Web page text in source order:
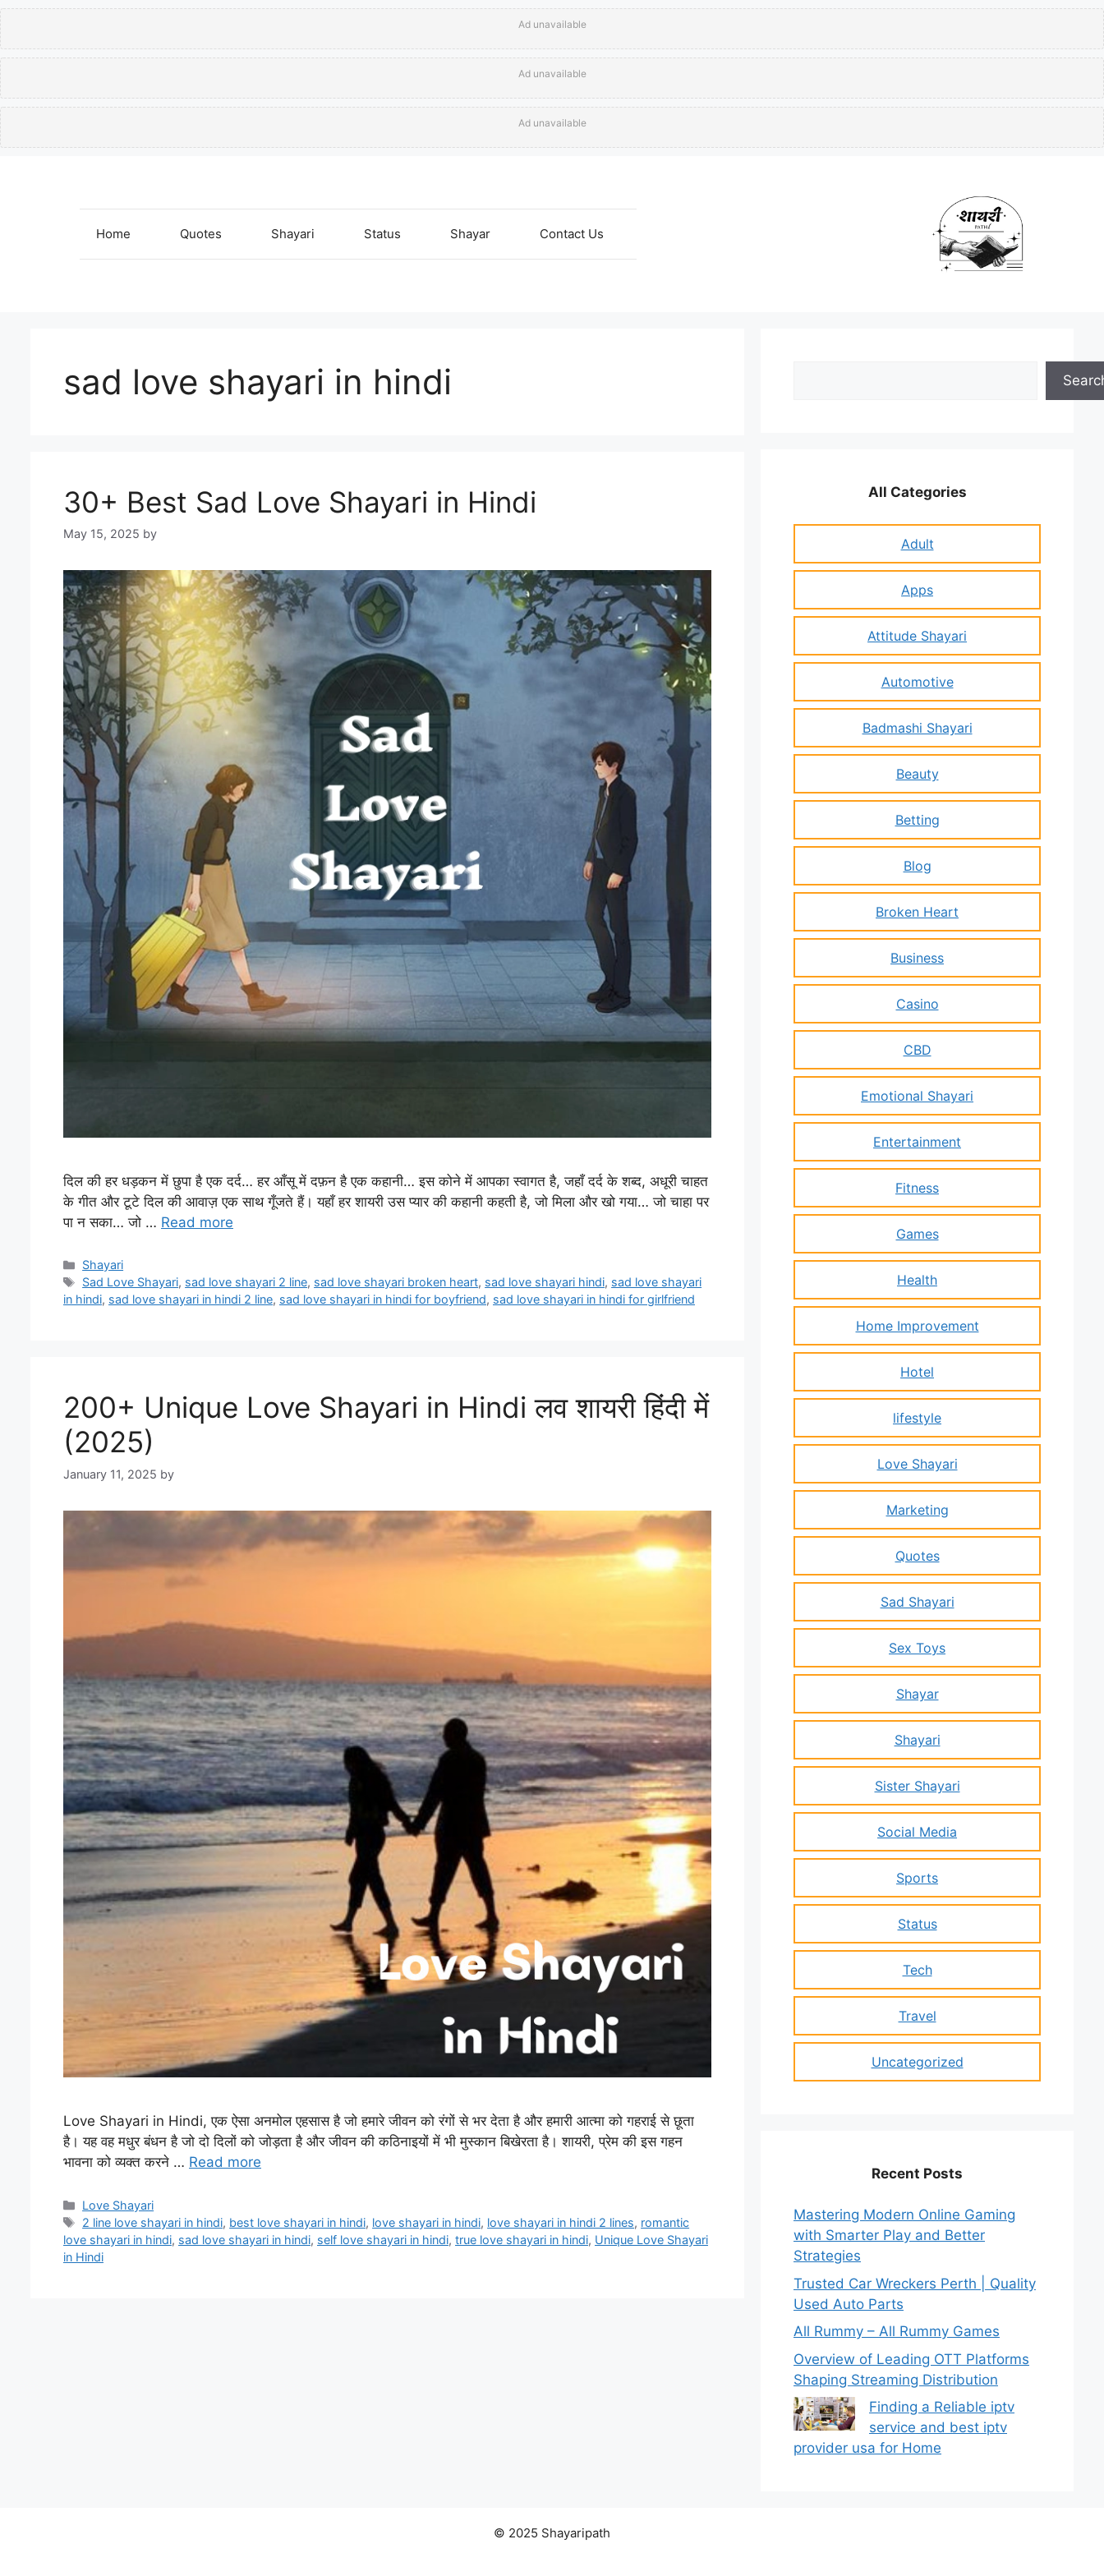
Ad unavailable
Ad unavailable
Ad unavailable
Home Quotes Shayari Status Shayar Contact Us
sad love shayari in hindi
30+ Best Sad Love Shayari in Hindi
May 15, 2025 by
दिल की हर धड़कन में छुपा है एक दर्द… हर आँसू में दफ़न है एक कहानी… इस कोने में आपका स्वागत है, जहाँ दर्द के शब्द, अधूरी चाहत
के गीत और टूटे दिल की आवाज़ एक साथ गूँजते हैं। यहाँ हर शायरी उस प्यार की कहानी कहती है, जो मिला और खो गया… जो चाहा पर
पा न सका… जो … Read more
Categories
Shayari
Tags
Sad Love Shayari, sad love shayari 2 line, sad love shayari broken heart, sad love shayari hindi, sad love shayari
in hindi, sad love shayari in hindi 2 line, sad love shayari in hindi for boyfriend, sad love shayari in hindi for girlfriend
200+ Unique Love Shayari in Hindi लव शायरी हिंदी में
(2025)
January 11, 2025 by
Love Shayari in Hindi, एक ऐसा अनमोल एहसास है जो हमारे जीवन को रंगों से भर देता है और हमारी आत्मा को गहराई से छूता
है। यह वह मधुर बंधन है जो दो दिलों को जोड़ता है और जीवन की कठिनाइयों में भी मुस्कान बिखेरता है। शायरी, प्रेम की इस गहन
भावना को व्यक्त करने … Read more
Categories
Love Shayari
Tags
2 line love shayari in hindi, best love shayari in hindi, love shayari in hindi, love shayari in hindi 2 lines, romantic
love shayari in hindi, sad love shayari in hindi, self love shayari in hindi, true love shayari in hindi, Unique Love Shayari
in Hindi
All Categories
Adult
Apps
Attitude Shayari
Automotive
Badmashi Shayari
Beauty
Betting
Blog
Broken Heart
Business
Casino
CBD
Emotional Shayari
Entertainment
Fitness
Games
Health
Home Improvement
Hotel
lifestyle
Love Shayari
Marketing
Quotes
Sad Shayari
Sex Toys
Shayar
Shayari
Sister Shayari
Social Media
Sports
Status
Tech
Travel
Uncategorized
Recent Posts
Mastering Modern Online Gaming
with Smarter Play and Better
Strategies
Trusted Car Wreckers Perth | Quality
Used Auto Parts
All Rummy – All Rummy Games
Overview of Leading OTT Platforms
Shaping Streaming Distribution
Finding a Reliable iptv
service and best iptv
provider usa for Home
© 2025 Shayaripath